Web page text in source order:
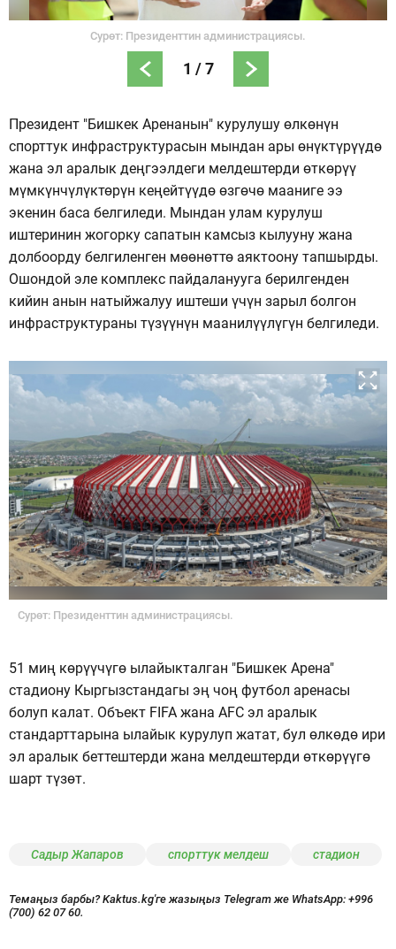
Сурөт: Президенттин администрациясы.
1 /7
Президент "Бишкек Аренанын" курулушу өлкөнүн
спорттук инфраструктурасын мындан ары өнүктүрүүдө
жана эл аралык деңгээлдеги мелдештерди өткөрүү
мүмкүнчүлүктөрүн кеңейтүүдө өзгөчө мааниге ээ
экенин баса белгиледи. Мындан улам курулуш
иштеринин жогорку сапатын камсыз кылууну жана
долбоорду белгиленген мөөнөттө аяктоону тапшырды.
Ошондой эле комплекс пайдаланууга берилгенден
кийин анын натыйжалуу иштеши үчүн зарыл болгон
инфраструктураны түзүүнүн маанилүүлүгүн белгиледи.
Сурөт: Президенттин администрациясы.
51 миң көрүүчүгө ылайыкталган "Бишкек Арена"
стадиону Кыргызстандагы эң чоң футбол аренасы
болуп калат. Объект FIFA жана AFC эл аралык
стандарттарына ылайык курулуп жатат, бул өлкөдө ири
эл аралык беттештерди жана мелдештерди өткөрүүгө
шарт түзөт.
Садыр Жапаров спорттук мелдеш стадион
Темаңыз барбы? Kaktus.kg'ге жазыңыз Telegram же WhatsApp: +996
(700) 62 07 60.